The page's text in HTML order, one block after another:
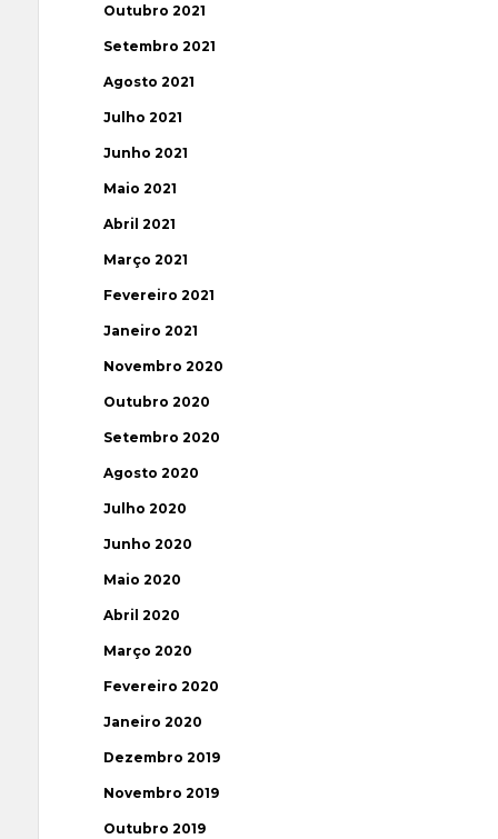
Outubro 2021
Setembro 2021
Agosto 2021
Julho 2021
Junho 2021
Maio 2021
Abril 2021
Março 2021
Fevereiro 2021
Janeiro 2021
Novembro 2020
Outubro 2020
Setembro 2020
Agosto 2020
Julho 2020
Junho 2020
Maio 2020
Abril 2020
Março 2020
Fevereiro 2020
Janeiro 2020
Dezembro 2019
Novembro 2019
Outubro 2019